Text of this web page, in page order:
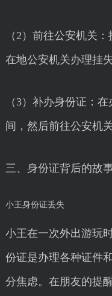
（2）前往公安机关
在地公安机关办理挂失
（3）补办身份证：
间，然后前往公安机
三、身份证背后的故
小王身份证丢失
小王在一次外出游玩
份证是办理各种证件
分焦虑。在朋友的提